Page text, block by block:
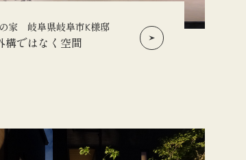
家 岐阜県岐阜市K様邸
構ではなく空間